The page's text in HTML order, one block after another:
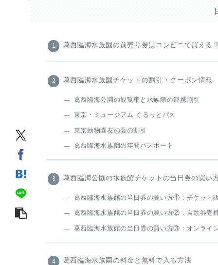
葛西臨海水族園の前売り券はコンビニで買える
葛西臨海水族園チケットの割引・クーポン情報
葛西臨海公園の観覧車と水族館の連携割引
東京・ミュージアム ぐるっとパス
東京動物園友の会の割引
葛西臨海水族園の年間パスポート
葛西臨海公園の水族館チケットの当日券の買い
葛西臨海水族館の当日券の買い方①：チケット
葛西臨海水族館の当日券の買い方②：自動券売
葛西臨海水族館の当日券の買い方③：オンライ
葛西臨海水族園の料金と無料で入る方法